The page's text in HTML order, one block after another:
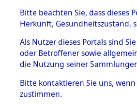
BESTÄNDE
Inhaftierungsdoku
mente
1.2.9 Beim ITS
verwahrte
1.2.9.1
Effekten aus
Bitte beachten Sie, dass dieses
Herkunft, Gesundheitszustand,
Als Nutzer dieses Portals sind
oder Betroffener sowie
die Nutzung seiner
Bitte kontaktieren Sie uns,
zustimmen.